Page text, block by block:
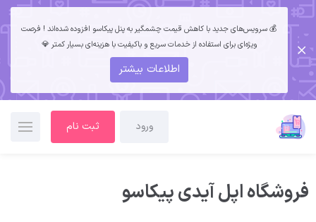
💰 سرویس‌های جدید با کاهش قیمت چشمگیر به پنل پیکاسو افزوده شده‌اند ! فرصت
ویژه‌ای برای استفاده از خدمات سریع و باکیفیت با هزینه‌ای بسیار کمتر 💎
اطلاعات بیشتر
ورود ثبت نام
فروشگاه اپل آیدی پیکاسو